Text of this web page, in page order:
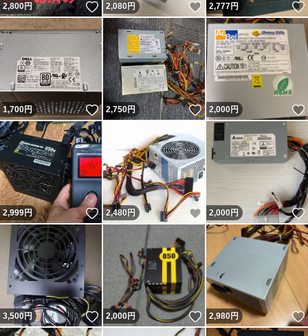
2,800円 いいね！
2,080円 いいね！
2,777円
1,700円 いいね！
2,750円 いいね！
2,000円
2,999円 いいね！
2,480 円 いいね！
2,000円
3,500円 いいね！
2,000円 いいね！
2,980円